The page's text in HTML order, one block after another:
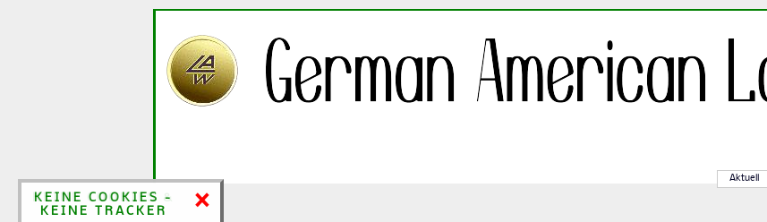
×
KEINE COOKIES &
KEINE TRACKER
Aktuell
×
KEINE COOKIES -
KEINE TRACKER